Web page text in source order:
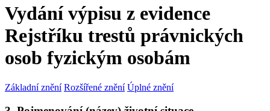
Vydání výpisu z evidence
Rejstříku trestů právnických
osob fyzickým osobám
Základní znění Rozšířené znění Úplné znění